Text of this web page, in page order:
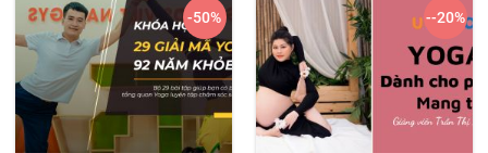
-50% --20%